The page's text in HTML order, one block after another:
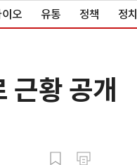
오 유통 정책 정치
황 공개